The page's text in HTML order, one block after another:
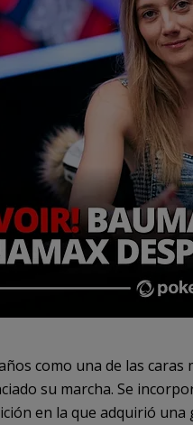
como una de las caras
su marcha. Se
en la que adquirió